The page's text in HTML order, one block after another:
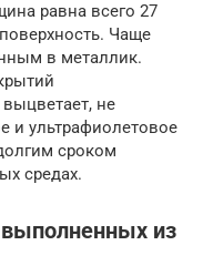
равна всего 27
Чаще
в металлик.
не
и ультрафиолетовое
сроком
средах.
из